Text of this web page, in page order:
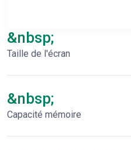
&nbsp;
Taille de l'écran
&nbsp;
Capacité mémoire